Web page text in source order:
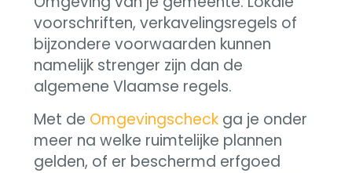
voorschriften, verkavelingsregels of
bijzondere voorwaarden kunnen
namelijk strenger zijn dan de
algemene Vlaamse regels.
Met de Omgevingscheck ga je onder
meer na welke ruimtelijke plannen
gelden, of er beschermd erfgoed